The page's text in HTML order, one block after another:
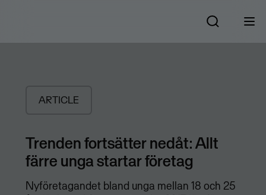
ARTICLE
Trenden fortsätter nedåt: Allt
färre unga startar företag
Nyföretagandet bland unga mellan 18 och 25